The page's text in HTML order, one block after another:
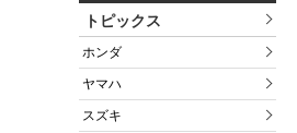
トピックス
ホンダ
ヤマハ
スズキ